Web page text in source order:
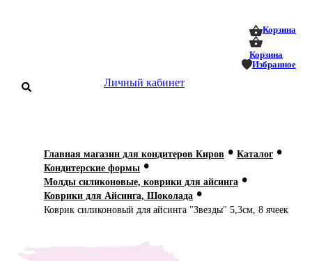
Корзина
Корзина
Избранное
Личный кабинет
Главная магазин для кондитеров Киров • Каталог •
Кондитерские формы •
Молды силиконовые, коврики для айсинга •
Коврики для Айсинга, Шоколада •
Коврик силиконовый для айсинга "Звезды" 5,3см, 8 ячеек